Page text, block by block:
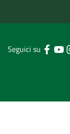
Seguici su